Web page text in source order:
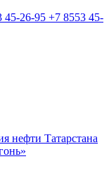
45-26-95 +7 8553 45-
нефти Татарстана